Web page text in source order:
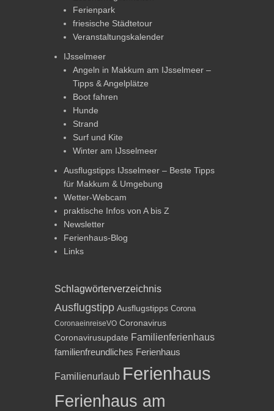
Ferienpark
friesische Städtetour
Veranstaltungskalender
IJsselmeer
Angeln in Makkum am IJsselmeer –
Tipps & Angelplätze
Boot fahren
Hunde
Strand
Surf und Kite
Winter am IJsselmeer
Ausflugstipps IJsselmeer – Beste Tipps
für Makkum & Umgebung
Wetter-Webcam
praktische Infos von A bis Z
Newsletter
Ferienhaus-Blog
Links
Schlagwörterverzeichnis
Ausflugstipp Ausflugstipps Corona
CoronaeinreiseVO Coronavirus
Coronavirusupdate Familienferienhaus
familienfreundliches Ferienhaus
Familienurlaub Ferienhaus
Ferienhaus am